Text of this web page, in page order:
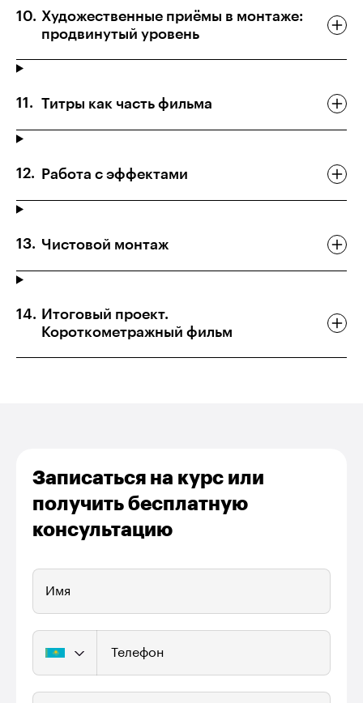
Художественные приёмы в монтаже:
продвинутый уровень
Титры как часть фильма
Работа с эффектами
Чистовой монтаж
Итоговый проект.
Короткометражный фильм
Записаться на курс или
получить бесплатную
консультацию
Имя
Телефон